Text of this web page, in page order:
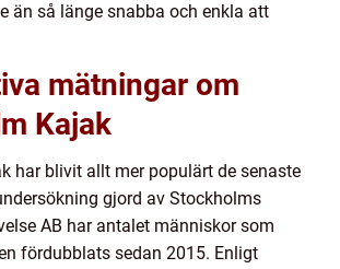
än så länge snabba och enkla att
mätningar om
Kajak
har blivit allt mer populärt de senaste
gjord av Stockholms
AB har antalet människor som
fördubblats sedan 2015. Enligt